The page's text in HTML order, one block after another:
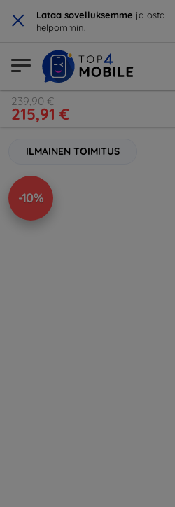
× Lataa sovelluksemme ja osta
helpommin.
239,90 €
215,91 €
ILMAINEN TOIMITUS
-10%